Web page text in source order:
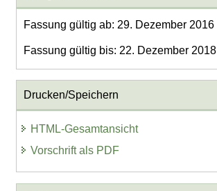
Fassung gültig ab: 29. Dezember 2016
Fassung gültig bis: 22. Dezember 2018
Drucken/Speichern
HTML-Gesamtansicht
Vorschrift als PDF